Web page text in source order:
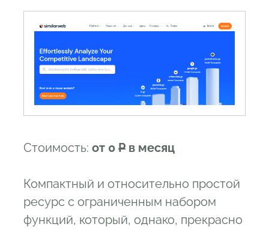
Стоимость: от 0 Р в месяц
Компактный и относительно простой
ресурс с ограниченным набором
функций, который, однако, прекрасно